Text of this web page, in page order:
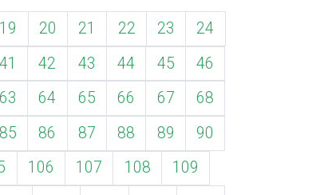
19 20 21 22 23
24
41 42 43 44 45
46
63 64 65 66 67
68
85 86 87 88 89
90
106 107 108
109